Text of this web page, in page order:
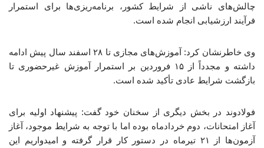
چالش‌های ناشی از شرایط کشور، برنامه‌ریزی‌ها برای استمرار
فرآیند ارزشیابی انجام شده است.
وی خاطرنشان کرد: آموزش‌های مجازی تا ۲۸ اسفند سال پیش ادامه
داشته و مجدداً از ۱۵ فروردین بر استمرار آموزش غیرحضوری تا
بازگشت شرایط عادی تأکید شده است.
فولادوند در بخش دیگری از سخنان خود گفت: پیشنهاد اولیه برای
آغاز امتحانات، دوم خردادماه بوده اما با توجه به شرایط موجود، آغاز
آزمون‌ها از ۲۱ تیرماه در دستور کار قرار گرفته و امیدواریم این